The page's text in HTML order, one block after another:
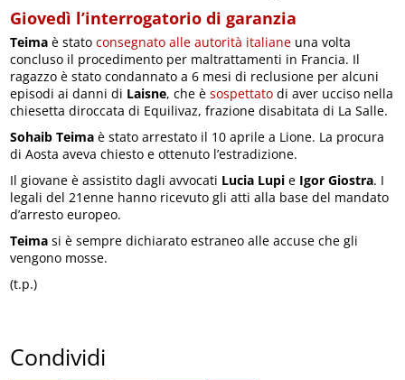
Giovedì l’interrogatorio di garanzia
Teima è statoconsegnato alle autorità italiane una volta
concluso il procedimento per maltrattamenti in Francia. Il
ragazzo è stato condannato a 6 mesi di reclusione per alcuni
episodi ai danni di Laisne, che èsospettato di aver ucciso nella
chiesetta diroccata di Equilivaz, frazione disabitata di La Salle.
Sohaib Teima è stato arrestato il 10 aprile a Lione. La procura
di Aosta aveva chiesto e ottenuto l’estradizione.
Il giovane è assistito dagli avvocati Lucia Lupi e Igor Giostra. I
legali del 21enne hanno ricevuto gli atti alla base del mandato
d’arresto europeo.
Teima si è sempre dichiarato estraneo alle accuse che gli
vengono mosse.
(t.p.)
Condividi